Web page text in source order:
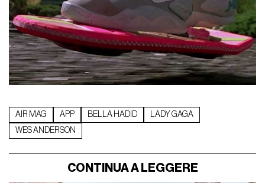
AIR MAG APP BELLA HADID
LADY GAGA
WES ANDERSON
CONTINUA A LEGGERE